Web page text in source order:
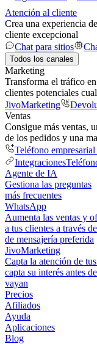
Atención al cliente
Crea una experiencia
cliente excepcional
Chat para sitios
Todos los canales
Marketing
Transforma el tráfico en
clientes potenciales
JivoMarketing
Ventas
Consigue más ventas,
de los pedidos y una
Teléfono
Integraciones
Agente de IA
Gestiona las preguntas
más frecuentes
WhatsApp
Aumenta las ventas y
a tus clientes a través
de mensajería preferida
JivoMarketing
Capta la atención de
capta su interés antes
vayan
Precios
Afiliados
Ayuda
Aplicaciones
Blog